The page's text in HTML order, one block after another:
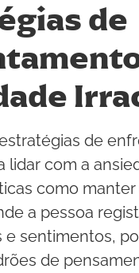
de
de
lidar com a
como
a pessoa
e sentimentos,
de